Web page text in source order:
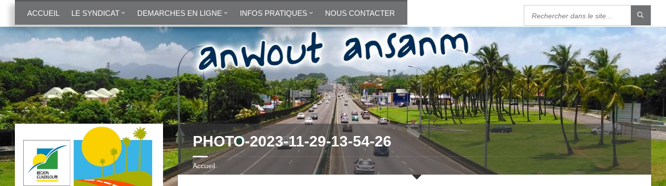
ACCUEIL LE SYNDICAT DEMARCHES EN LIGNE INFOS PRATIQUES NOUS CONTACTER
PHOTO-2023-11-29-13-54-26
Accueil